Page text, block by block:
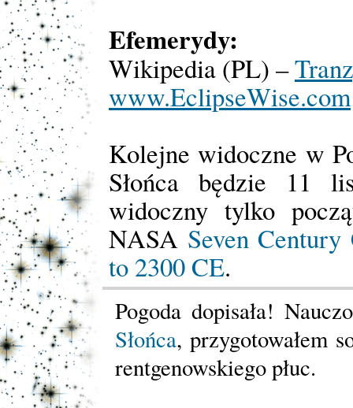
Efemerydy:
Wikipedia (PL) –
www.EclipseWise.com
Kolejne widoczne w
Słońca będzie 11
widoczny tylko
NASA Seven
to 2300 CE.
Pogoda dopisała!
Słońca, przygotowałem
rentgenowskiego płuc.